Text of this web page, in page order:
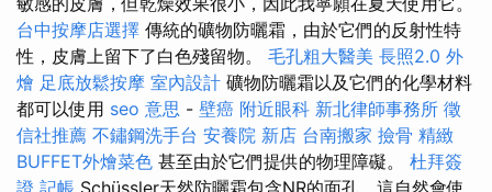
台中按摩店選擇 傳統的礦物防曬霜，由於它們的反射性特
性，皮膚上留下了白色殘留物。 毛孔粗大醫美 長照2.0 外
燴 足底放鬆按摩 室內設計 礦物防曬霜以及它們的化學材料
都可以使用 seo 意思 - 壁癌 附近眼科 新北律師事務所 徵
信社推薦 不鏽鋼洗手台 安養院 新店 台南搬家 撿骨 精緻
BUFFET外燴菜色 甚至由於它們提供的物理障礙。 杜拜簽
證 記帳 Schüssler天然防曬霜包含NR的面孔，這自然會使